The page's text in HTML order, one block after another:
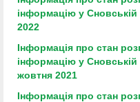
інформацію у Сновській
2022
Інформація про стан
інформацію у Сновській
жовтня 2021
Інформація про стан